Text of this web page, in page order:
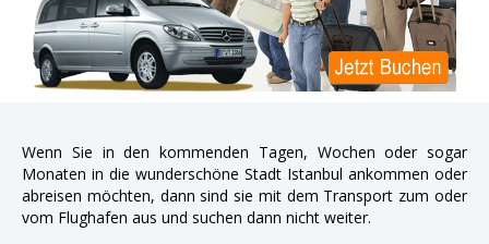
Wenn Sie in den kommenden Tagen, Wochen oder sogar
Monaten in die wunderschöne Stadt Istanbul ankommen oder
abreisen möchten, dann sind sie mit dem Transport zum oder
vom Flughafen aus und suchen dann nicht weiter.